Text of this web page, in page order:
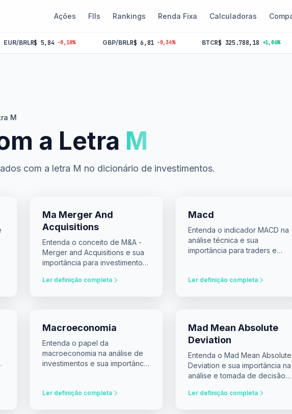
Ações FIIs Rankings Renda Fixa Calculadoras
-0,18% GBP/BRLR$ 6,81 -0,34% BTCR$ 325.788,18 +1,06% SELIC14.25%
M
a Letra M
com a letra M no dicionário de investimentos.
Ma Merger And
Acquisitions
Entenda o conceito de M&A -
Merger and Acquisitions e sua
importância para investimentos
Ler definição completa
Macd
Entenda o indicador MACD na
análise técnica e sua
importância para traders e
Ler definição completa
Macroeconomia
Entenda o papel da
macroeconomia na análise de
investimentos e sua importância
Ler definição completa
Mad Mean Absolute
Deviation
Entenda o Mad Mean Absolute
Deviation e sua importância na
análise e tomada de decisão
Ler definição completa